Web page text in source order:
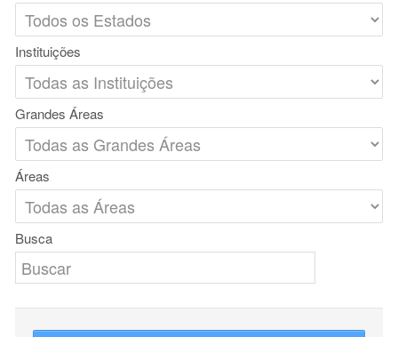
Instituições
Grandes Áreas
Áreas
Busca